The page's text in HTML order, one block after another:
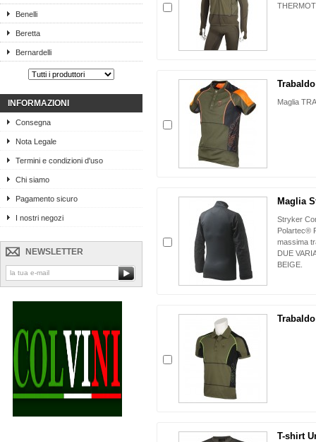
Benelli
Beretta
Bernardelli
INFORMAZIONI
Consegna
Nota Legale
Termini e condizioni d'uso
Chi siamo
Pagamento sicuro
I nostri negozi
NEWSLETTER
Maglia
Maglia
Stryker
Polartec®
massima
DUE
BEIGE.
T-shirt